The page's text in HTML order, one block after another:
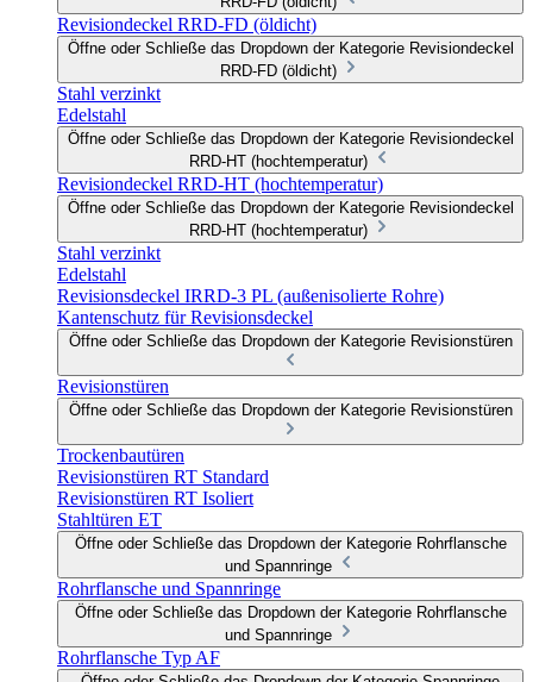
Revisiondeckel RRD-FD (öldicht)
Öffne oder Schließe das Dropdown der Kategorie Revisiondeckel
RRD-FD (öldicht)
Stahl verzinkt
Edelstahl
Öffne oder Schließe das Dropdown der Kategorie Revisiondeckel
RRD-HT (hochtemperatur)
Revisiondeckel RRD-HT (hochtemperatur)
Öffne oder Schließe das Dropdown der Kategorie Revisiondeckel
RRD-HT (hochtemperatur)
Stahl verzinkt
Edelstahl
Revisionsdeckel IRRD-3 PL (außenisolierte Rohre)
Kantenschutz für Revisionsdeckel
Öffne oder Schließe das Dropdown der Kategorie Revisionstüren
Revisionstüren
Öffne oder Schließe das Dropdown der Kategorie Revisionstüren
Trockenbautüren
Revisionstüren RT Standard
Revisionstüren RT Isoliert
Stahltüren ET
Öffne oder Schließe das Dropdown der Kategorie Rohrflansche
und Spannringe
Rohrflansche und Spannringe
Öffne oder Schließe das Dropdown der Kategorie Rohrflansche
und Spannringe
Rohrflansche Typ AF